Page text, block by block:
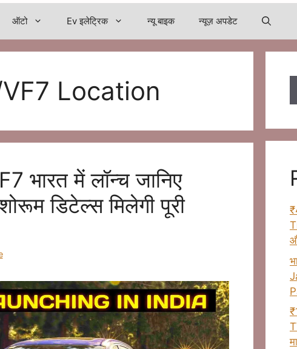
ऑटो Ev इलेट्रिक न्यू बाइक न्यूज़ अपडेट
Location
भारत में लॉन्च जानिए
डिटेल्स मिलेगी पूरी